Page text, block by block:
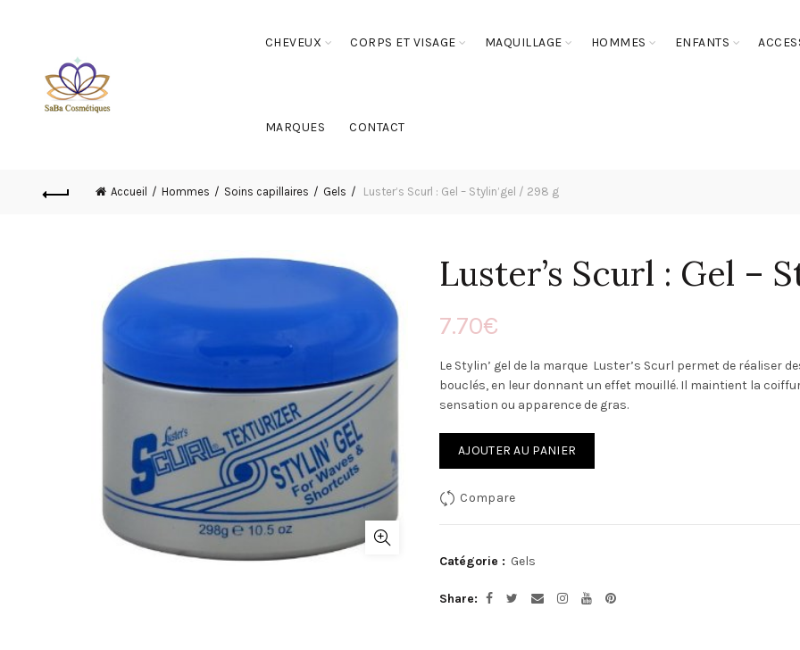
CHEVEUX CORPS ET VISAGE MAQUILLAGE HOMMES ENFANTS
MARQUES CONTACT
Accueil Hommes Soins capillaires Gels Luster’s Scurl : Gel – Stylin’gel / 298 g
Luster’s Scurl : Gel –
7.70€
Le Stylin’ gel de la marque Luster’s Scurl permet de réaliser
bouclés, en leur donnant un effet mouillé. Il maintient la
sensation ou apparence de gras.
AJOUTER AU PANIER
Compare
Catégorie : Gels
Share